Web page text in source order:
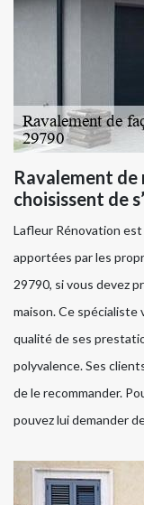
Ravalement de
choisissent de
Lafleur Rénovation
apportées par les
29790, si vous devez
maison. Ce spécialiste
qualité de ses
polyvalence. Ses
de le recommander.
pouvez lui demander